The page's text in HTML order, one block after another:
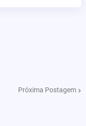
Próxima Postagem